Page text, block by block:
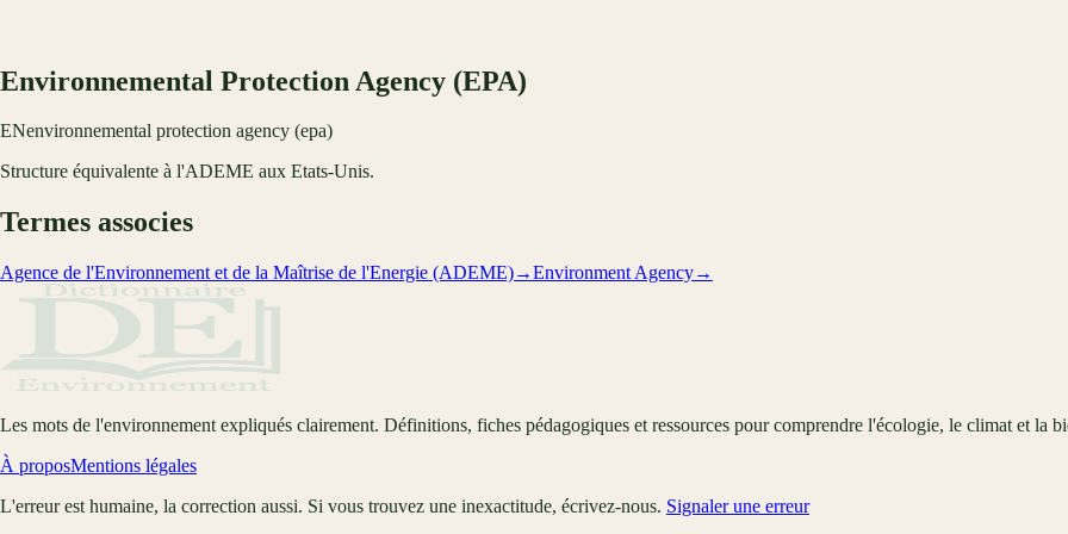
Environnemental Protection Agency (EPA)
ENenvironnemental protection agency (epa)
Structure équivalente à l'ADEME aux Etats-Unis.
Termes associes
Agence de l'Environnement et de la Maîtrise de l'Energie (ADEME)→Environment Agency→
Les mots de l'environnement expliqués clairement. Définitions, fiches pédagogiques et ressources pour comprendre l'écologie, le climat et la
À proposMentions légales
L'erreur est humaine, la correction aussi. Si vous trouvez une inexactitude, écrivez-nous. Signaler une erreur